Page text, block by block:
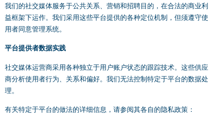
我们的社交媒体服务于公共关系、营销和招聘目的，在合法的商业利
益框架下运作。我们采用这些平台提供的各种定位机制，但须遵守使
用者同意管理系统。
平台提供者数据实践
社交媒体运营商采用各种独立于用户账户状态的跟踪技术。这些供应
商分析使用者行为、关系和偏好。我们无法控制特定于平台的数据处
理。
有关特定于平台的做法的详细信息，请参阅其各自的隐私政策：